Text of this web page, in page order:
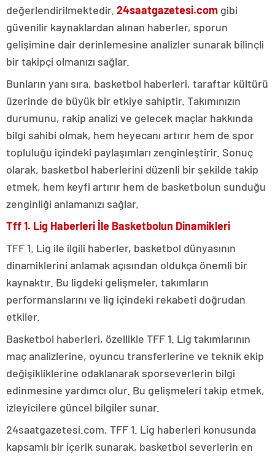
değerlendirilmektedir. 24saatgazetesi.com gibi
güvenilir kaynaklardan alınan haberler, sporun
gelişimine dair derinlemesine analizler sunarak bilinçli
bir takipçi olmanızı sağlar.
Bunların yanı sıra, basketbol haberleri, taraftar kültürü
üzerinde de büyük bir etkiye sahiptir. Takımınızın
durumunu, rakip analizi ve gelecek maçlar hakkında
bilgi sahibi olmak, hem heyecanı artırır hem de spor
topluluğu içindeki paylaşımları zenginleştirir. Sonuç
olarak, basketbol haberlerini düzenli bir şekilde takip
etmek, hem keyfi artırır hem de basketbolun sunduğu
zenginliği anlamanızı sağlar.
Tff 1. Lig Haberleri İle Basketbolun Dinamikleri
TFF 1. Lig ile ilgili haberler, basketbol dünyasının
dinamiklerini anlamak açısından oldukça önemli bir
kaynaktır. Bu ligdeki gelişmeler, takımların
performanslarını ve lig içindeki rekabeti doğrudan
etkiler.
Basketbol haberleri, özellikle TFF 1. Lig takımlarının
maç analizlerine, oyuncu transferlerine ve teknik ekip
değişikliklerine odaklanarak sporseverlerin bilgi
edinmesine yardımcı olur. Bu gelişmeleri takip etmek,
izleyicilere güncel bilgiler sunar.
24saatgazetesi.com, TFF 1. Lig haberleri konusunda
kapsamlı bir içerik sunarak, basketbol severlerin en